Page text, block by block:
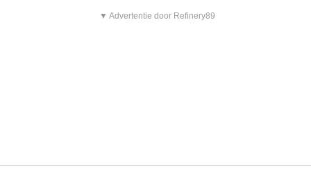
▼ Advertentie door Refinery89